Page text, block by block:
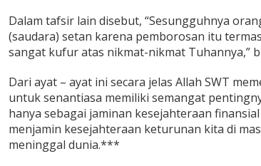
Dalam tafsir lain disebut, “Sesungguhnya
(saudara) setan karena pemborosan itu
sangat kufur atas nikmat-nikmat Tuhannya,”
Dari ayat – ayat ini secara jelas Allah SWT
untuk senantiasa memiliki semangat
hanya sebagai jaminan kesejahteraan
menjamin kesejahteraan keturunan kita di
meninggal dunia.***